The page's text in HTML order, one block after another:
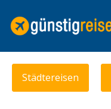
Städtereisen